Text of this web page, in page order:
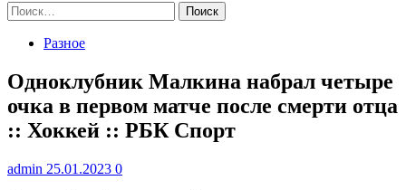
Найти:
Разное
Одноклубник Малкина набрал четыре
очка в первом матче после смерти отца
:: Хоккей :: РБК Спорт
admin 25.01.2023 0